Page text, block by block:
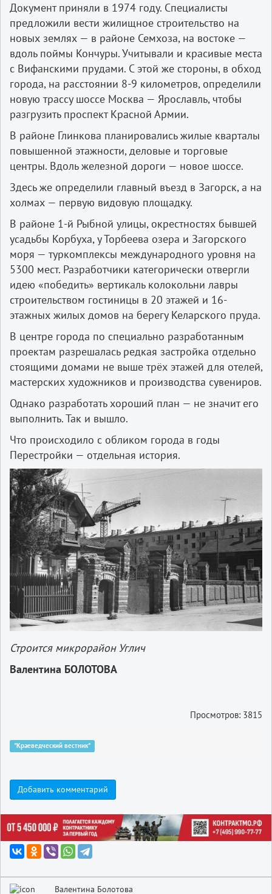
Документ приняли в 1974 году. Специалисты
предложили вести жилищное строительство на
новых землях — в районе Семхоза, на востоке —
вдоль поймы Кончуры. Учитывали и красивые места
с Вифанскими прудами. С этой же стороны, в обход
города, на расстоянии 8-9 километров, определили
новую трассу шоссе Москва — Ярославль, чтобы
разгрузить проспект Красной Армии.
В районе Глинкова планировались жилые кварталы
повышенной этажности, деловые и торговые
центры. Вдоль железной дороги — новое шоссе.
Здесь же определили главный въезд в Загорск, а на
холмах — первую видовую площадку.
В районе 1-й Рыбной улицы, окрестностях бывшей
усадьбы Корбуха, у Торбеева озера и Загорского
моря — туркомплексы международного уровня на
5300 мест. Разработчики категорически отвергли
идею «победить» вертикаль колокольни лавры
строительством гостиницы в 20 этажей и 16-
этажных жилых домов на берегу Келарского пруда.
В центре города по специально разработанным
проектам разрешалась редкая застройка отдельно
стоящими домами не выше трёх этажей для отелей,
мастерских художников и производства сувениров.
Однако разработать хороший план — не значит его
выполнить. Так и вышло.
Что происходило с обликом города в годы
Перестройки — отдельная история.
Строится микрорайон Углич
Валентина БОЛОТОВА
Просмотров: 3815
"Краеведческий вестник"
Добавить комментарий
Валентина Болотова